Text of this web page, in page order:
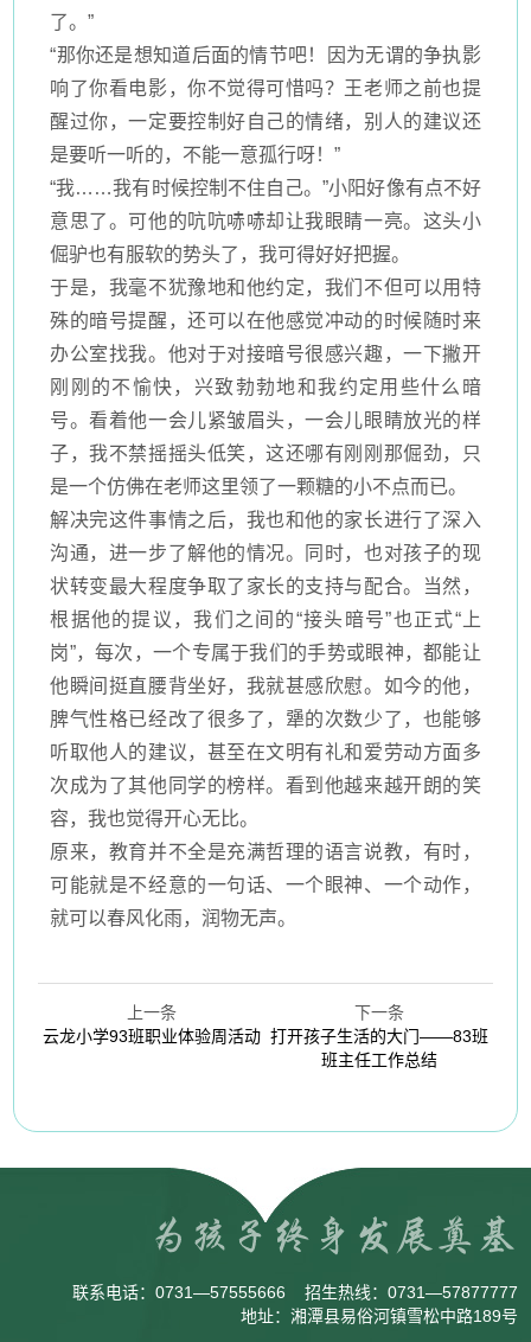
了。”
“那你还是想知道后面的情节吧！因为无谓的争执影
响了你看电影，你不觉得可惜吗？王老师之前也提
醒过你，一定要控制好自己的情绪，别人的建议还
是要听一听的，不能一意孤行呀！”
“我……我有时候控制不住自己。”小阳好像有点不好
意思了。可他的吭吭哧哧却让我眼睛一亮。这头小
倔驴也有服软的势头了，我可得好好把握。
于是，我毫不犹豫地和他约定，我们不但可以用特
殊的暗号提醒，还可以在他感觉冲动的时候随时来
办公室找我。他对于对接暗号很感兴趣，一下撇开
刚刚的不愉快，兴致勃勃地和我约定用些什么暗
号。看着他一会儿紧皱眉头，一会儿眼睛放光的样
子，我不禁摇摇头低笑，这还哪有刚刚那倔劲，只
是一个仿佛在老师这里领了一颗糖的小不点而已。
解决完这件事情之后，我也和他的家长进行了深入
沟通，进一步了解他的情况。同时，也对孩子的现
状转变最大程度争取了家长的支持与配合。当然，
根据他的提议，我们之间的“接头暗号”也正式“上
岗”，每次，一个专属于我们的手势或眼神，都能让
他瞬间挺直腰背坐好，我就甚感欣慰。如今的他，
脾气性格已经改了很多了，犟的次数少了，也能够
听取他人的建议，甚至在文明有礼和爱劳动方面多
次成为了其他同学的榜样。看到他越来越开朗的笑
容，我也觉得开心无比。
原来，教育并不全是充满哲理的语言说教，有时，
可能就是不经意的一句话、一个眼神、一个动作，
就可以春风化雨，润物无声。
上一条
云龙小学93班职业体验周活动
下一条
打开孩子生活的大门——83班
班主任工作总结
联系电话： 0731—57555666 招生热线： 0731—57877777
地址：湘潭县易俗河镇雪松中路189号